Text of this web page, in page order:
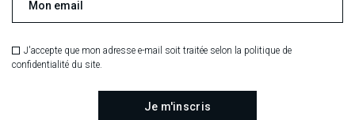
J'accepte que mon adresse e-mail soit traitée selon la politique de
confidentialité du site.